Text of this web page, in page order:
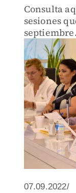
Consulta
sesiones
septiembre.
07.09.2022/